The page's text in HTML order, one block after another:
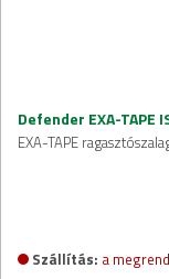
Defender EXA-TAPE
EXA-TAPE
Szállítás: a